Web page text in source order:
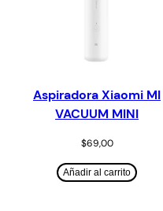
Aspiradora Xiaomi MI
VACUUM MINI
$69,00
Añadir al carrito